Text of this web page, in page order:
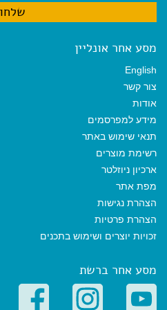
מסע אחר אונליין
English
צור קשר
אודות
מידע למפרסמים
תנאי שימוש באתר
רשימת מוצרים
ארכיון ניוזלטר
מפת אתר
הצהרת נגישות
הצהרת פרטיות
זכויות יוצרים ושימוש בתכנים
מסע אחר ברשת